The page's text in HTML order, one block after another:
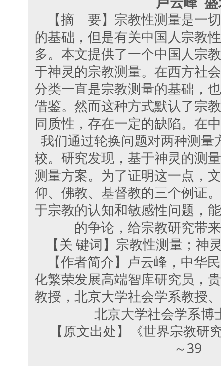
【摘 要】宗教性测量是一
的基础，但是有关中国人宗教
多。本文提供了一个中国人宗
于神灵的宗教测量。在西方社
分类一直是宗教测量的基础，
借鉴。然而这种方式默认了宗
同质性，存在一定的缺陷。在
我们通过轮换问题对两种测量
较。研究发现，基于神灵的测
测量方案。为了证明这一点，
仰、佛教、基督教的三个例证
于宗教的认知和敏感性问题，
的争论，给宗教研究带
【关 键词】宗教性测量；神
【作者简介】卢云峰，中华
化繁荣发展高端智库研究员，
教授，北京大学社会学系教授
北京大学社会学系博
【原文出处】《世界宗教研
～39